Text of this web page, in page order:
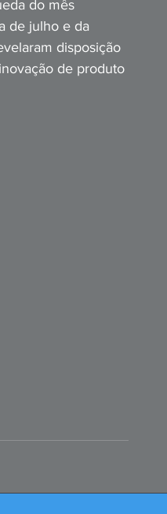
do mês
de julho e da
disposição
de produto